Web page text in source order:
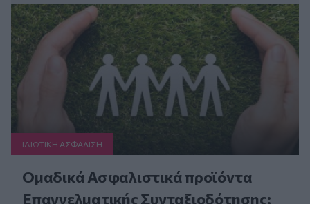
ΙΔΙΩΤΙΚΗ ΑΣΦAΛΙΣΗ
Ομαδικά Ασφαλιστικά προϊόντα
Επαγγελματικής Συνταξιοδότησης: